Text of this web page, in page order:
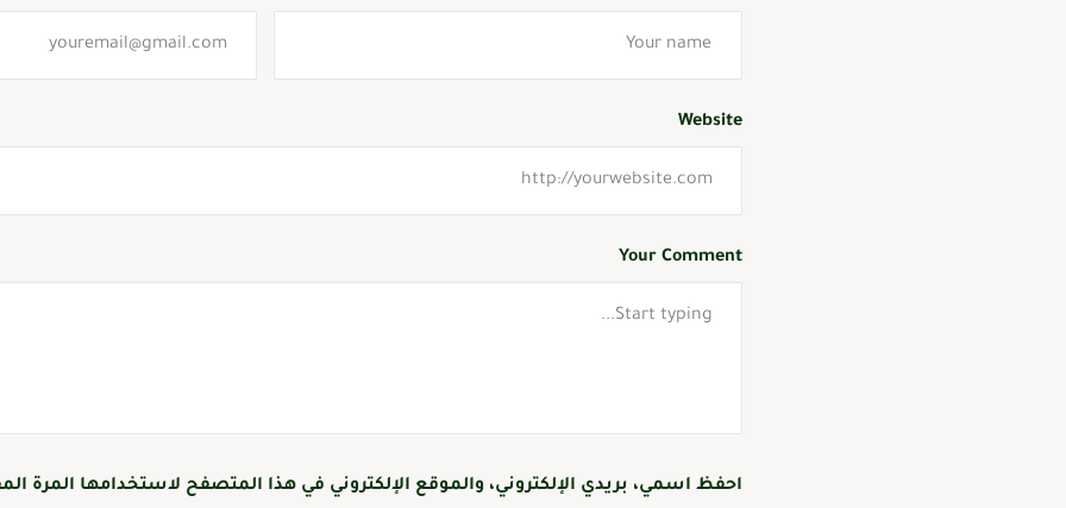
Your Comment
Website
احفظ اسمي، بريدي الإلكتروني، والموقع الإلكتروني في هذا المتصفح لاستخدامها المرة